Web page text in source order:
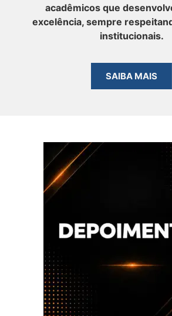
acadêmicos que
excelência, sempre
institucionais.
SAIBA MAIS